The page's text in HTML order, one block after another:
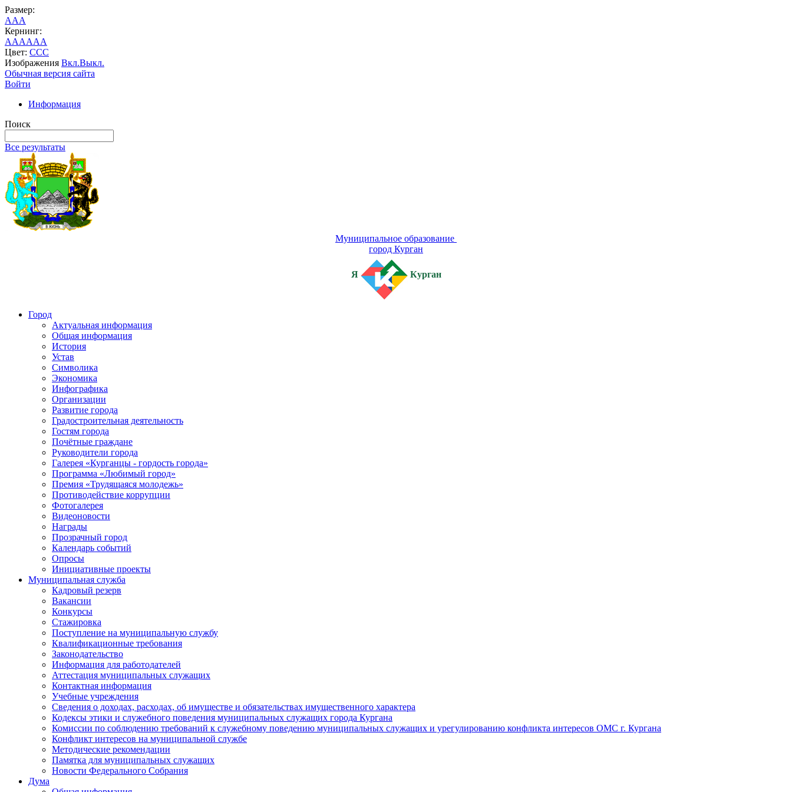
Размер:
AAA
Кернинг:
AAAAAA
Цвет: CCC
Изображения Вкл.Выкл.
Обычная версия сайта
Войти
Информация
Поиск
Все результаты
Муниципальное образование
город Курган
Я Курган
Город
Актуальная информация
Общая информация
История
Устав
Символика
Экономика
Инфографика
Организации
Развитие города
Градостроительная деятельность
Гостям города
Почётные граждане
Руководители города
Галерея «Курганцы - гордость города»
Программа «Любимый город»
Премия «Трудящаяся молодежь»
Противодействие коррупции
Фотогалерея
Видеоновости
Награды
Прозрачный город
Календарь событий
Опросы
Инициативные проекты
Муниципальная служба
Кадровый резерв
Вакансии
Конкурсы
Стажировка
Поступление на муниципальную службу
Квалификационные требования
Законодательство
Информация для работодателей
Аттестация муниципальных служащих
Контактная информация
Учебные учреждения
Сведения о доходах, расходах, об имуществе и обязательствах имущественного характера
Кодексы этики и служебного поведения муниципальных служащих города Кургана
Комиссии по соблюдению требований к служебному поведению муниципальных служащих и урегулированию конфликта интересов ОМС г. Кургана
Конфликт интересов на муниципальной службе
Методические рекомендации
Памятка для муниципальных служащих
Новости Федерального Cобрания
Дума